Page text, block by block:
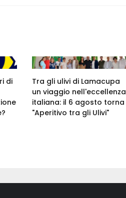
di
Tra gli ulivi di Lamacupa
un viaggio nell'eccellenza
italiana: il 6 agosto torna
"Aperitivo tra gli Ulivi"